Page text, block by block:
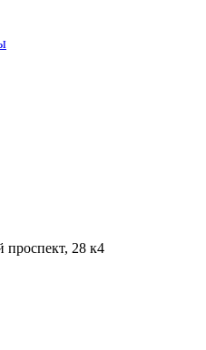
проспект, 28 к4